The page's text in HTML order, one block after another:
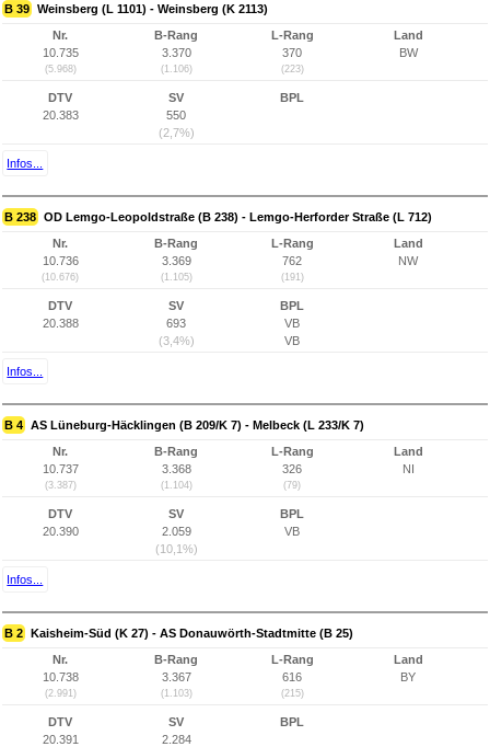
B 39 Weinsberg (L 1101) - Weinsberg (K 2113)
Nr.
10.735
(5.968)
B-Rang
3.370
(1.106)
L-Rang
370
(223)
Land
BW
DTV
20.383
SV
550
(2,7%)
BPL
Infos...
B 238 OD Lemgo-Leopoldstraße (B 238) - Lemgo-Herforder Straße (L 712)
Nr.
10.736
(10.676)
B-Rang
3.369
(1.105)
L-Rang
762
(191)
Land
NW
DTV
20.388
SV
693
(3,4%)
BPL
VB
VB
Infos...
B 4 AS Lüneburg-Häcklingen (B 209/K 7) - Melbeck (L 233/K 7)
Nr.
10.737
(3.387)
B-Rang
3.368
(1.104)
L-Rang
326
(79)
Land
NI
DTV
20.390
SV
2.059
(10,1%)
BPL
VB
Infos...
B 2 Kaisheim-Süd (K 27) - AS Donauwörth-Stadtmitte (B 25)
Nr.
10.738
(2.991)
B-Rang
3.367
(1.103)
L-Rang
616
(215)
Land
BY
DTV
20.391
SV
2.284
BPL